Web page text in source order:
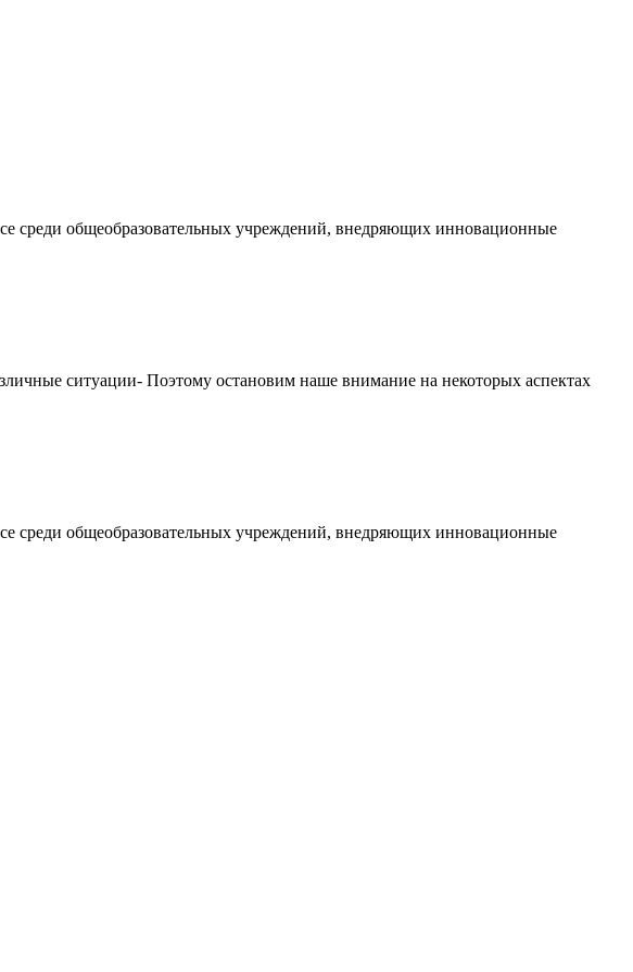
среди общеобразовательных учреждений, внедряющих инновационные
ситуации- Поэтому остановим наше внимание на некоторых аспектах
среди общеобразовательных учреждений, внедряющих инновационные